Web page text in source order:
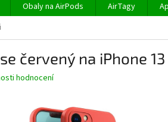
Obaly na AirPods AirTagy
červený na iPhone
hodnocení